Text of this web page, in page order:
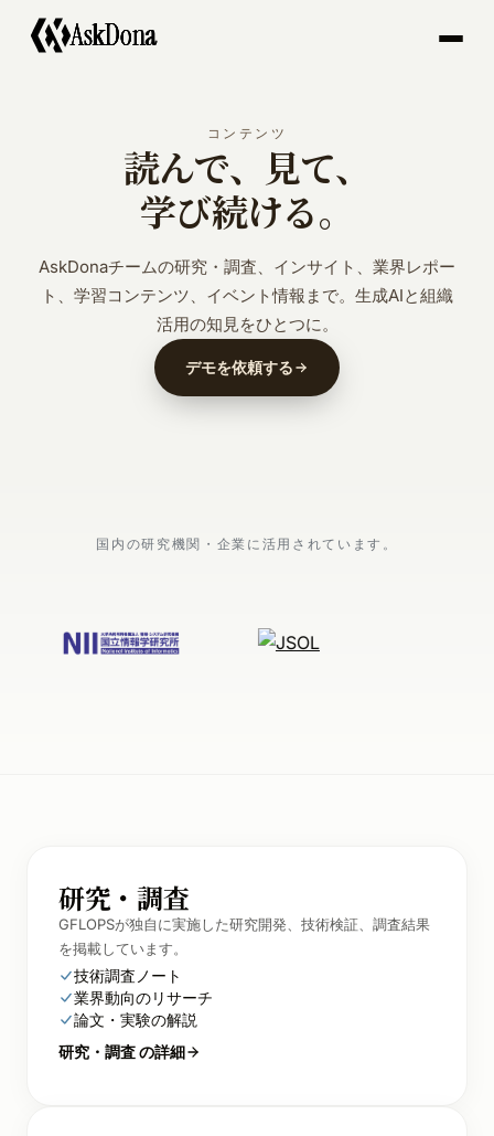
AskDona
コンテンツ
読んで、見て、
学び続ける。
AskDonaチームの研究・調査、インサイト、業界レポー
ト、学習コンテンツ、イベント情報まで。生成AIと組織
活用の知見をひとつに。
デモを依頼する
国内の研究機関・企業に活用されています。
研究・調査
GFLOPSが独自に実施した研究開発、技術検証、調査結果
を掲載しています。
技術調査ノート
業界動向のリサーチ
論文・実験の解説
研究・調査 の詳細